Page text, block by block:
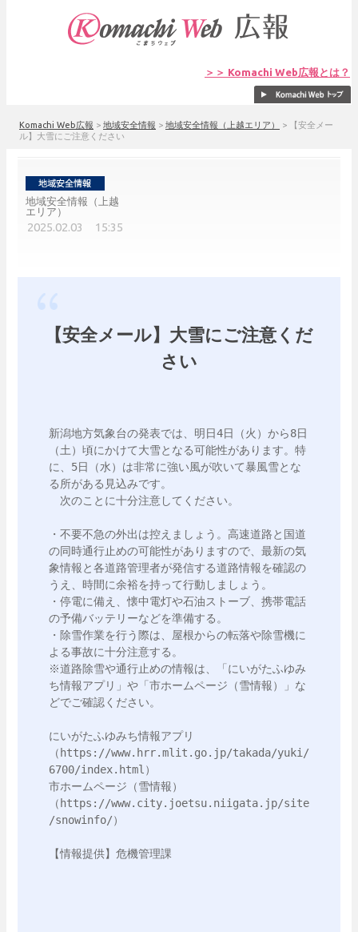
＞＞ Komachi Web広報とは？
Komachi Web広報 > 地域安全情報 > 地域安全情報（上越エリア） >
【安全メー
ル】大雪にご注意ください
地域安全情報（上越
エリア）
2025.02.03 15:35
【安全メール】大雪にご注意くだ
さい
新潟地方気象台の発表では、明日4日（火）から8日
（土）頃にかけて大雪となる可能性があります。特
に、5日（水）は非常に強い風が吹いて暴風雪とな
る所がある見込みです。
次のことに十分注意してください。
・不要不急の外出は控えましょう。高速道路と国道
の同時通行止めの可能性がありますので、最新の気
象情報と各道路管理者が発信する道路情報を確認の
うえ、時間に余裕を持って行動しましょう。
・停電に備え、懐中電灯や石油ストーブ、携帯電話
の予備バッテリーなどを準備する。
・除雪作業を行う際は、屋根からの転落や除雪機に
よる事故に十分注意する。
※道路除雪や通行止めの情報は、「にいがたふゆみ
ち情報アプリ」や「市ホームページ（雪情報）」な
どでご確認ください。
にいがたふゆみち情報アプリ
（https://www.hrr.mlit.go.jp/takada/yuki/
6700/index.html）
市ホームページ（雪情報）
（https://www.city.joetsu.niigata.jp/site
/snowinfo/）
【情報提供】危機管理課